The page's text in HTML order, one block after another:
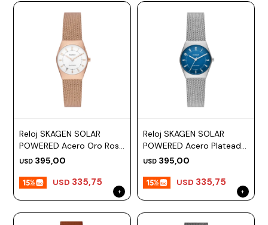
Reloj SKAGEN SOLAR
POWERED Acero Oro Rosa
Esfera 26mm
USD 395,00
USD 335,75
Reloj SKAGEN SOLAR
POWERED Acero Plateado
Esfera 26mm
USD 395,00
USD 335,75